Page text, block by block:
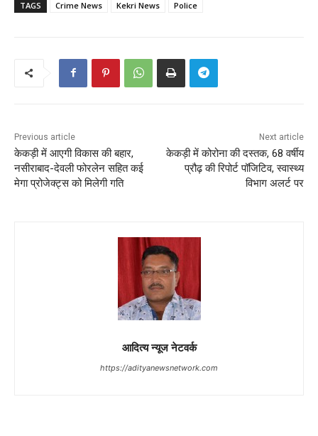
TAGS Crime News Kekri News Police
Previous article
केकड़ी में आएगी विकास की बहार,
नसीराबाद-देवली फोरलेन सहित कई
मेगा प्रोजेक्ट्स को मिलेगी गति
Next article
केकड़ी में कोरोना की दस्तक, 68 वर्षीय
प्रौढ़ की रिपोर्ट पॉजिटिव, स्वास्थ्य
विभाग अलर्ट पर
आदित्य न्यूज नेटवर्क
https://adityanewsnetwork.com